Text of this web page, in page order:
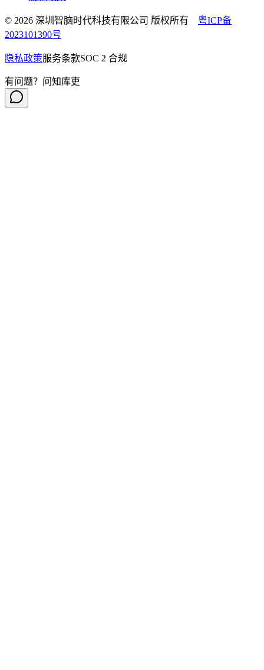
© 2026 深圳智脑时代科技有限公司 版权所有 粤ICP备
2023101390号
隐私政策服务条款SOC 2 合规
有问题？问知库吏